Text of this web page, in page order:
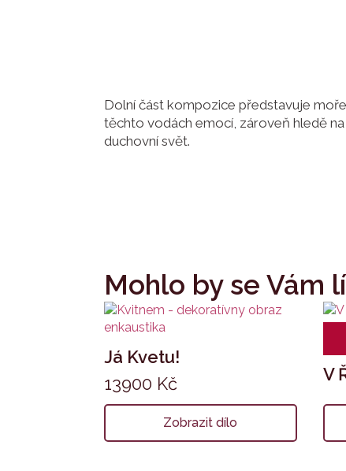
Dolní část kompozice představuje
těchto vodách emocí, zároveň hledě
duchovní svět.
Mohlo by se Vám
Já Kvetu!
13900 Kč
Zobrazit dílo
V